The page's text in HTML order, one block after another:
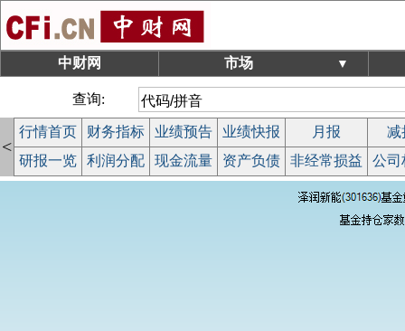
中财网 市场 ▼
查询:
<
行情首页 财务指标 业绩预告 业绩快报 月报
减
研报一览
利润分配 现金流量 资产负债 非经常损益 公司